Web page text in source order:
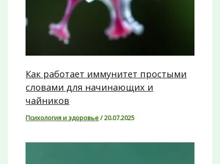
Как работает иммунитет простыми
словами для начинающих и
чайников
Психология и здоровье/20.07.2025